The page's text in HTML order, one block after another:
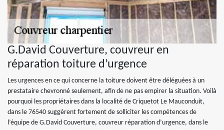
G.David Couverture, couvreur en
réparation toiture d’urgence
Les urgences en ce qui concerne la toiture doivent être déléguées à un
prestataire chevronné seulement, afin de ne pas empirer la situation. Voilà
pourquoi les propriétaires dans la localité de Criquetot Le Mauconduit,
dans le 76540 suggèrent fortement de solliciter les compétences de
l’équipe de G.David Couverture, couvreur réparation d’urgence, dans le